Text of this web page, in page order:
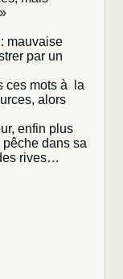
mauvaise
par un
ces mots à la
alors
enfin plus
dans sa
rives…